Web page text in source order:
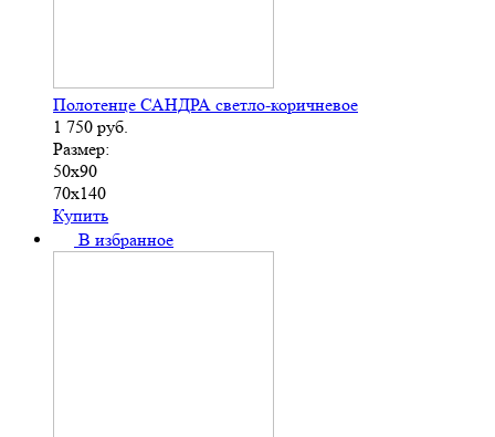
Полотенце САНДРА светло-коричневое
1 750 руб.
Размер:
50х90
70х140
Купить
В избранное